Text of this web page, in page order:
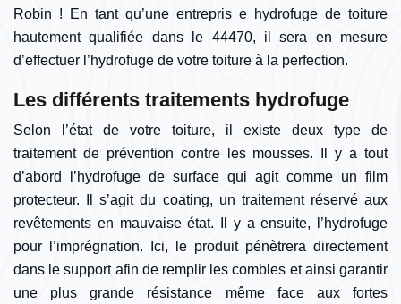
Robin ! En tant qu’une entrepris e hydrofuge de toiture
hautement qualifiée dans le 44470, il sera en mesure
d’effectuer l’hydrofuge de votre toiture à la perfection.
Les différents traitements hydrofuge
Selon l’état de votre toiture, il existe deux type de
traitement de prévention contre les mousses. Il y a tout
d’abord l’hydrofuge de surface qui agit comme un film
protecteur. Il s’agit du coating, un traitement réservé aux
revêtements en mauvaise état. Il y a ensuite, l’hydrofuge
pour l’imprégnation. Ici, le produit pénètrera directement
dans le support afin de remplir les combles et ainsi garantir
une plus grande résistance même face aux fortes